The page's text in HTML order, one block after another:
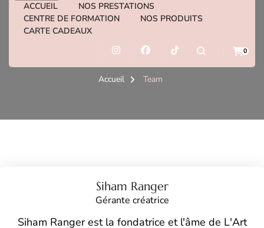
ACCUEIL
NOS PRESTATIONS
CENTRE DE FORMATION
NOS PRODUITS
CARTE CADEAUX
0
Team
Accueil Team
Siham Ranger
Gérante créatrice
Siham Ranger est la fondatrice et l'âme de L'Art